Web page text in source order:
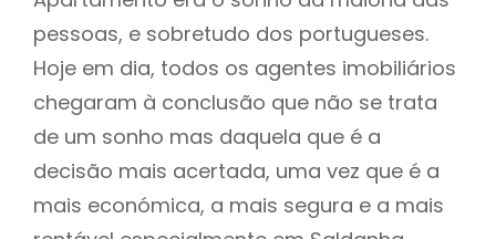
pessoas, e sobretudo dos portugueses.
Hoje em dia, todos os agentes imobiliários
chegaram à conclusão que não se trata
de um sonho mas daquela que é a
decisão mais acertada, uma vez que é a
mais económica, a mais segura e a mais